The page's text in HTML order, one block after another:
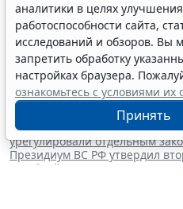
Документы по теме:
Федеральный закон от 26
несостоятельности
Читайте также:
Уголовный арест и штраф в
практики применения
Договор продажи
обязать заверять у нотариуса
Обращение цифровых валют
урегулировали отдельным
Президиум ВС РФ утвердил
судебной практики
аналитики в целях
работоспособности сайта,
исследований и обзоров. Вы
запретить обработку
настройках браузера.
ознакомьтесь с условиями их
Принять